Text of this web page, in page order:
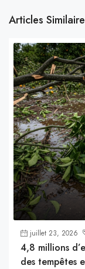
Articles
juillet 23, 2026
4,8 millions
des tempêtes